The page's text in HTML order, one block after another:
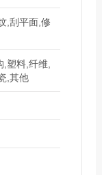
,刮平面,修
塑料,纤维,
,其他